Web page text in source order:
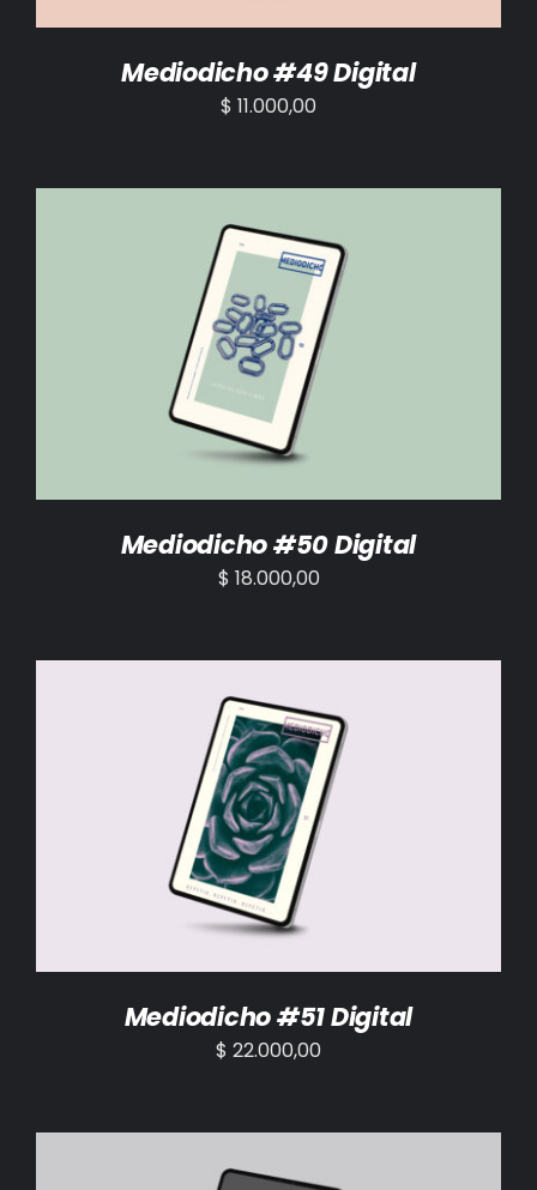
Mediodicho #49 Digital
$ 11.000,00
AÑADIR AL CARRITO /
Mediodicho #50 Digital
$ 18.000,00
AÑADIR AL CARRITO /
Mediodicho #51 Digital
$ 22.000,00